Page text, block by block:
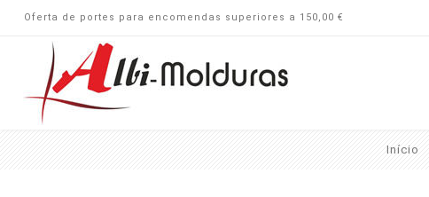
Oferta de portes para encomendas superiores a 150,00 €
Início